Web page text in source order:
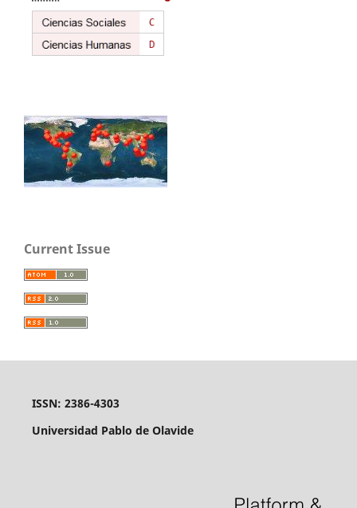
Current Issue
ISSN: 2386-4303
Universidad Pablo de Olavide